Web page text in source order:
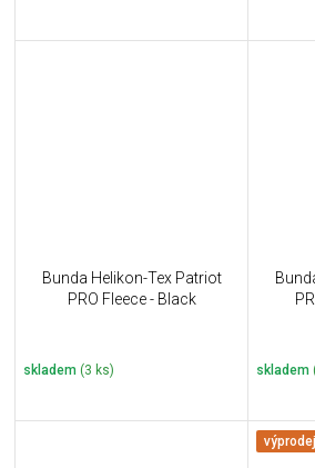
Bunda Helikon-Tex Patriot
PRO Fleece - Black
skladem (3 ks) skladem